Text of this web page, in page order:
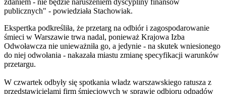
zdaniem - nie będzie naruszeniem dyscypliny finansów
publicznych" - powiedziała Stachowiak.
Ekspertka podkreśliła, że przetarg na odbiór i zagospodarowanie
śmieci w Warszawie trwa nadal, ponieważ Krajowa Izba
Odwoławcza nie unieważniła go, a jedynie - na skutek wniesionego
do niej odwołania - nakazała miastu zmianę specyfikacji warunków
przetargu.
W czwartek odbyły się spotkania władz warszawskiego ratusza z
przedstawicielami firm śmieciowych w sprawie odbioru odpadów